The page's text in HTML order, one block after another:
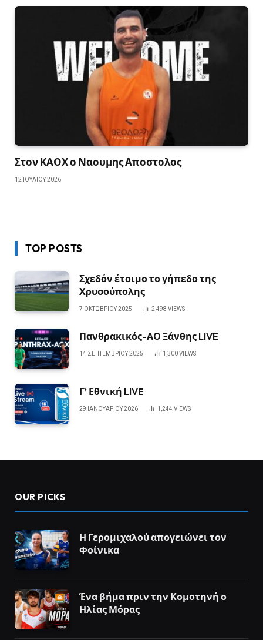
Στον ΚΑΟΧ ο Ναουμης Αποστολος
12 ΙΟΥΛΊΟΥ 2026
TOP POSTS
Σχεδόν έτοιμο το γήπεδο της
Χρυσούπολης
7 ΟΚΤΩΒΡΊΟΥ 2025 2,498 VIEWS
Πανθρακικός-ΑΟ Ξάνθης LIVE
14 ΣΕΠΤΕΜΒΡΊΟΥ 2025 1,300VIEWS
Γ’ Εθνική LIVE
29 ΙΑΝΟΥΑΡΊΟΥ 2026 1,244 VIEWS
OUR PICKS
Η Γερομιχαλού απογειώνει τον
Φοίνικα
Ένα βήμα πριν την Κομοτηνή ο
Ηλίας Μόρας